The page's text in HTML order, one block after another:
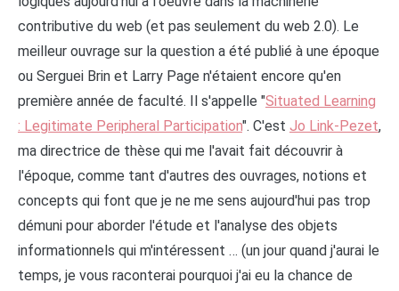
contributive du web (et pas seulement du web 2.0). Le
meilleur ouvrage sur la question a été publié à une époque
ou Serguei Brin et Larry Page n'étaient encore qu'en
première année de faculté. Il s'appelle "Situated Learning
: Legitimate Peripheral Participation". C'est Jo Link-Pezet,
ma directrice de thèse qui me l'avait fait découvrir à
l'époque, comme tant d'autres des ouvrages, notions et
concepts qui font que je ne me sens aujourd'hui pas trop
démuni pour aborder l'étude et l'analyse des objets
informationnels qui m'intéressent … (un jour quand j'aurai le
temps, je vous raconterai pourquoi j'ai eu la chance de